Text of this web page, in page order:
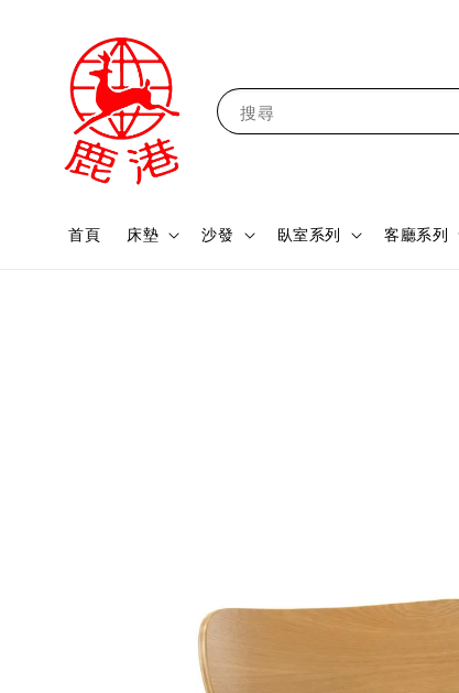
搜尋
首頁 床墊 沙發 臥室系列 客廳系列